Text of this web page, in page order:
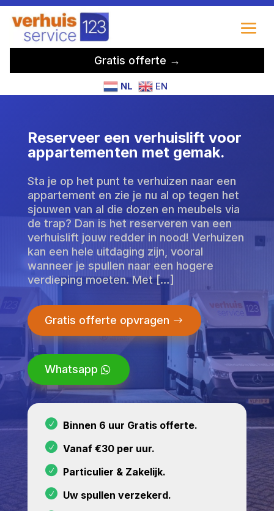
Gratis offerte →
NL EN
Reserveer een verhuislift voor
appartementen met gemak.
Sta je op het punt te verhuizen naar een
appartement en zie je nu al op tegen het
sjouwen van al die dozen en meubels via
de trap? Dan is het reserveren van een
verhuislift jouw redder in nood! Verhuizen
kan een hele uitdaging zijn, vooral
wanneer je spullen naar een hogere
verdieping moeten. Met […]
Gratis offerte opvragen
Whatsapp
Binnen 6 uur Gratis offerte.
Vanaf €30 per uur.
Particulier & Zakelijk.
Uw spullen verzekerd.